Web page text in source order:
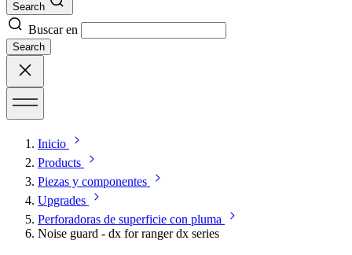
Search
Buscar en
Search
Inicio
Products
Piezas y componentes
Upgrades
Perforadoras de superficie con pluma
Noise guard - dx for ranger dx series